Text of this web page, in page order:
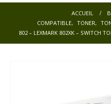
ACCUEIL
COMPATIBLE, TONER,
802 – LEXMARK 802XK – SWITCH